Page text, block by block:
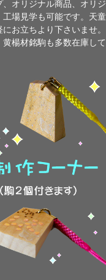
オリジナル商品、オリジ
場見学も可能です。天童
お立ちより下さいませ。
楊材銘駒も多数在庫して